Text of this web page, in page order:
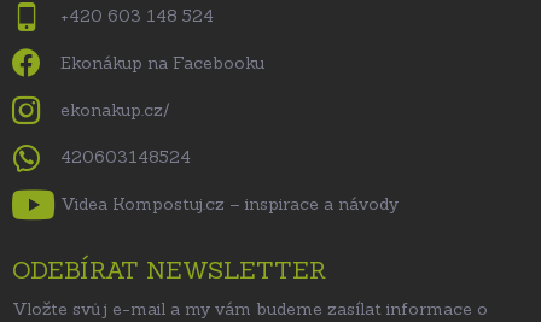
+420 603 148 524
Ekonákup na Facebooku
ekonakup.cz/
420603148524
Videa Kompostuj.cz – inspirace a návody
ODEBÍRAT NEWSLETTER
Vložte svůj e-mail a my vám budeme zasílat informace o